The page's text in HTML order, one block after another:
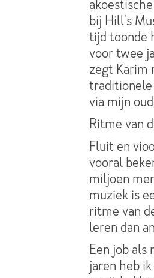
bij Hill's
tijd toonde
voor twee
zegt Karim
traditionele
via mijn
Ritme van
Fluit en
vooral
miljoen
muziek is
ritme van
leren dan
Een job als
jaren heb